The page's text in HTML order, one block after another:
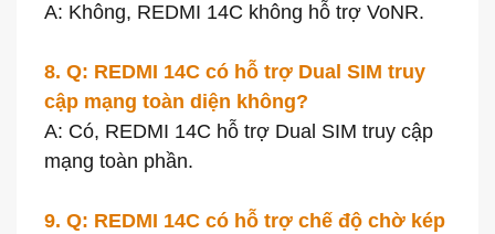
A: Không, REDMI 14C không hỗ trợ VoNR.
8. Q: REDMI 14C có hỗ trợ Dual SIM truy
cập mạng toàn diện không?
A: Có, REDMI 14C hỗ trợ Dual SIM truy cập
mạng toàn phần.
9. Q: REDMI 14C có hỗ trợ chế độ chờ kép